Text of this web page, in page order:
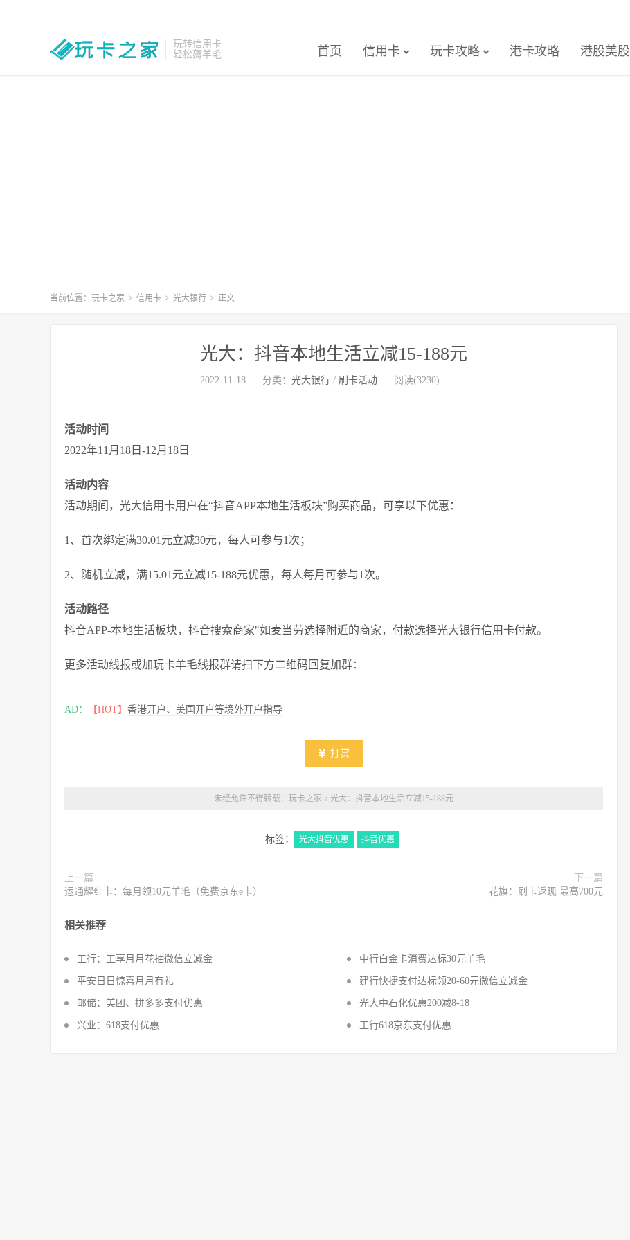
玩转信用卡
轻松薅羊毛
首页 信用卡 玩卡攻略 港卡攻略 港股美股
当前位置： 玩卡之家 > 信用卡 > 光大银行 > 正文
光大：抖音本地生活立减15-188元
2022-11-18 分类： 光大银行 / 刷卡活动 阅读(3230)
活动时间
2022年11月18日-12月18日
活动内容
活动期间，光大信用卡用户在“抖音APP本地生活板块”购买商品，可享以下优惠：
1、首次绑定满30.01元立减30元，每人可参与1次；
2、随机立减，满15.01元立减15-188元优惠，每人每月可参与1次。
活动路径
抖音APP-本地生活板块，抖音搜索商家"如麦当劳选择附近的商家，付款选择光大银行信用卡付款。
更多活动线报或加玩卡羊毛线报群请扫下方二维码回复加群：
AD： 【HOT】 香港开户、美国开户等境外开户指导
打赏
未经允许不得转载： 玩卡之家 » 光大：抖音本地生活立减15-188元
标签： 光大抖音优惠 抖音优惠
上一篇
运通耀红卡：每月领10元羊毛（免费京东e卡）
下一篇
花旗：刷卡返现 最高700元
相关推荐
工行：工享月月花抽微信立减金 中行白金卡消费达标30元羊毛
平安日日惊喜月月有礼 建行快捷支付达标领20-60元微信立减金
邮储：美团、拼多多支付优惠 光大中石化优惠200减8-18
兴业：618支付优惠 工行618京东支付优惠